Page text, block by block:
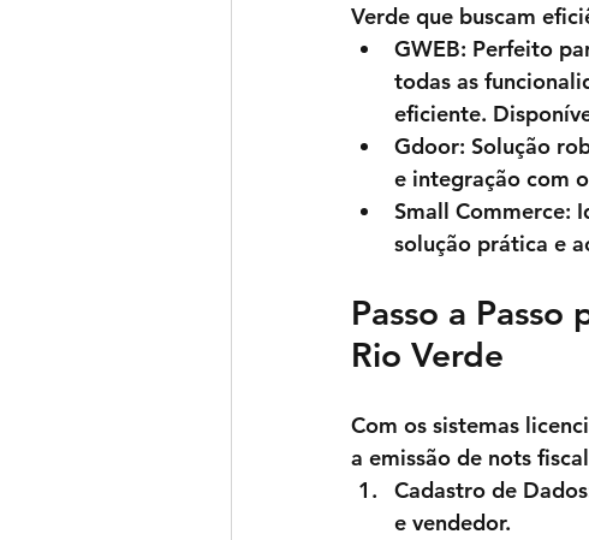
Verde que buscam
GWEB: Perfeito
todas as
eficiente.
Gdoor: Solução
e integração com
Small Commerce:
solução prática e
Passo a Passo
Rio Verde
Com os sistemas
a emissão de nots
Cadastro de Dados
e vendedor.